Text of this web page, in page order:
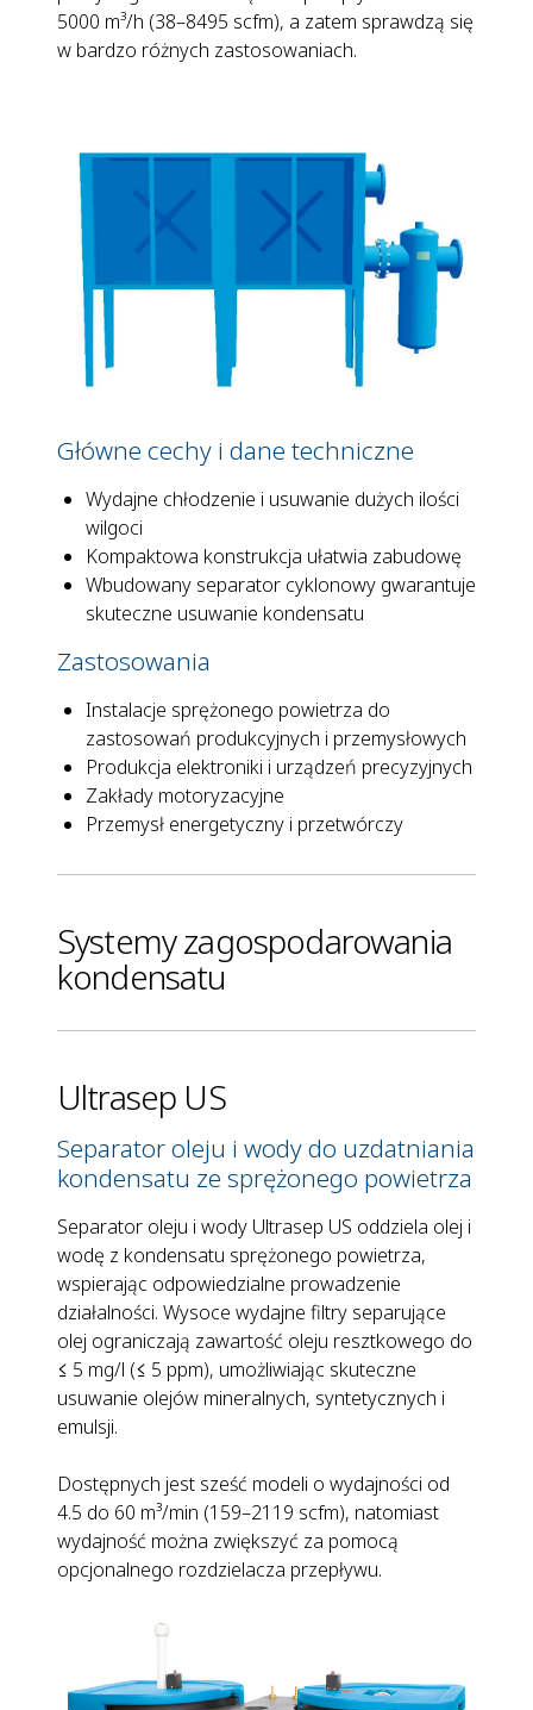
5000 m³/h (38–8495 scfm), a zatem sprawdzą się
w bardzo różnych zastosowaniach.
Główne cechy i dane techniczne
Wydajne chłodzenie i usuwanie dużych ilości
wilgoci
Kompaktowa konstrukcja ułatwia zabudowę
Wbudowany separator cyklonowy gwarantuje
skuteczne usuwanie kondensatu
Zastosowania
Instalacje sprężonego powietrza do
zastosowań produkcyjnych i przemysłowych
Produkcja elektroniki i urządzeń precyzyjnych
Zakłady motoryzacyjne
Przemysł energetyczny i przetwórczy
Systemy zagospodarowania
kondensatu
Ultrasep US
Separator oleju i wody do uzdatniania
kondensatu ze sprężonego powietrza
Separator oleju i wody Ultrasep US oddziela olej i
wodę z kondensatu sprężonego powietrza,
wspierając odpowiedzialne prowadzenie
działalności. Wysoce wydajne filtry separujące
olej ograniczają zawartość oleju resztkowego do
≤ 5 mg/l (≤ 5 ppm), umożliwiając skuteczne
usuwanie olejów mineralnych, syntetycznych i
emulsji.
Dostępnych jest sześć modeli o wydajności od
4.5 do 60 m³/min (159–2119 scfm), natomiast
wydajność można zwiększyć za pomocą
opcjonalnego rozdzielacza przepływu.